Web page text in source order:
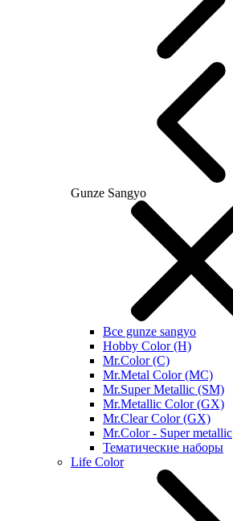
Gunze Sangyo
Все gunze sangyo
Hobby Color (H)
Mr.Color (C)
Mr.Metal Color (MC)
Mr.Super Metallic (SM)
Mr.Metallic Color (GX)
Mr.Clear Color (GX)
Mr.Color - Super metallic
Тематические наборы
Life Color